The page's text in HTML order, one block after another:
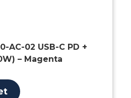
AC-02 USB-C PD +
– Magenta